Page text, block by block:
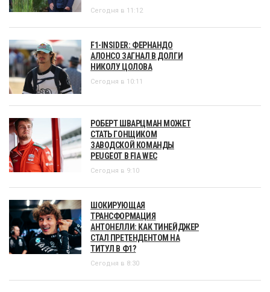
Сегодня в 11:12
F1-INSIDER: ФЕРНАНДО
АЛОНСО ЗАГНАЛ В ДОЛГИ
НИКОЛУ ЦОЛОВА
Сегодня в 10:11
РОБЕРТ ШВАРЦМАН МОЖЕТ
СТАТЬ ГОНЩИКОМ
ЗАВОДСКОЙ КОМАНДЫ
PEUGEOT В FIA WEC
Сегодня в 9:10
ШОКИРУЮЩАЯ
ТРАНСФОРМАЦИЯ
АНТОНЕЛЛИ: КАК ТИНЕЙДЖЕР
СТАЛ ПРЕТЕНДЕНТОМ НА
ТИТУЛ В Ф1?
Сегодня в 8:30